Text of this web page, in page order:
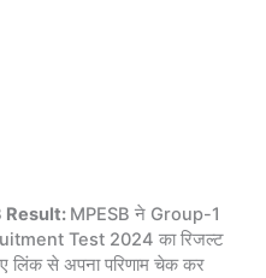
Result: MPESB ने Group-1
Test 2024 का रिजल्ट
लिंक से अपना परिणाम चेक कर